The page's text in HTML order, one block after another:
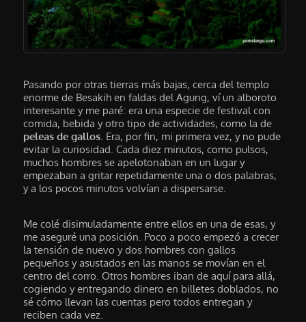
Pasando por otras tierras más bajas, cerca del templo
enorme de Besakih en faldas del Agung, ví un alboroto
interesante y me paré: era una especie de festival con
comida, bebida y otro tipo de actividades, como la de
peleas de gallos. Era, por fin, mi primera vez, y no pude
evitar la curiosidad. Cada diez minutos, como pulsos,
muchos hombres se apelotonaban en un lugar y
empezaban a gritar repetidamente una o dos palabras,
y a los pocos minutos volvían a dispersarse.
Me colé disimuladamente entre ellos en una de esas, y
me aseguré una posición. Poco a poco empezó a crecer
la tensión de nuevo y dos hombres con gallos
pequeños y asustados en las manos se movían en el
centro del corro. Otros hombres iban de aquí para allá,
cogiendo y entregando dinero en billetes doblados, no
sé cómo llevan las cuentas pero todos entregan y
reciben cada vez.